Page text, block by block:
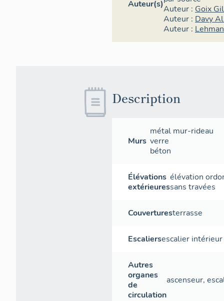
Auteur(s)Auteur : Goix
Auteur : Davy
Auteur :
Description
Murs
métal mur-rideau
verre
béton
Élévations
extérieures
élévation
sans travées
Couverturesterrasse
Escaliersescalier intérieur
Autres
organes
de
circulation
ascenseur,